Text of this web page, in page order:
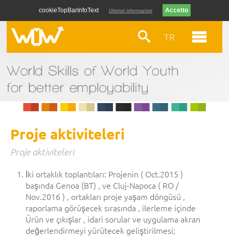
TR
Proje aktiviteleri
Proje aktiviteleri
İki ortaklık toplantıları: Projenin ( Oct.2015 )
başında Genoa (BT) , ve Cluj-Napoca ( RO /
Nov.2016 ) , ortakları proje yaşam döngüsü ,
raporlama görüşecek sırasında , ilerleme içinde
Ürün ve çıkışlar , idari sorular ve uygulama akran
değerlendirmeyi yürütecek geliştirilmesi;
cookieTopBarInfoText Ulteriori informazioni